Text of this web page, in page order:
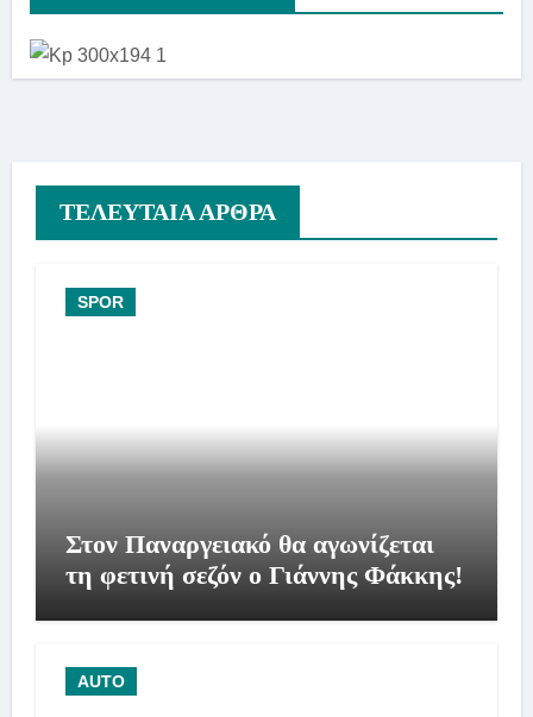
ΤΕΛΕΥΤΑΙΑ ΑΡΘΡΑ
SPOR
Στον Παναργειακό θα αγωνίζεται
τη φετινή σεζόν ο Γιάννης Φάκκης!
AUTO